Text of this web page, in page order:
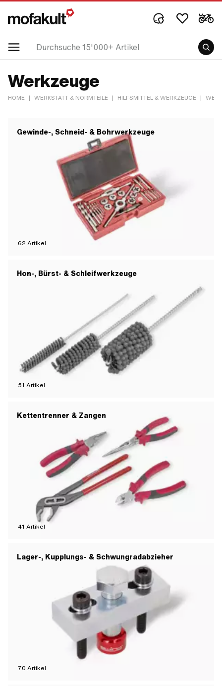
Werkzeuge
HOME | WERKSTATT & NORMTEILE | HILFSMITTEL & WERKZEUGE |
Gewinde-, Schneid- & Bohrwerkzeuge
62 Artikel
Hon-, Bürst- & Schleifwerkzeuge
51 Artikel
Kettentrenner & Zangen
41 Artikel
Lager-, Kupplungs- & Schwungradabzieher
70 Artikel